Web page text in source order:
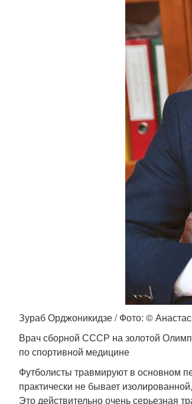
Зураб Орджоникидзе / Фото: ©
Врач сборной СССР на золотой
по спортивной медицине
Футболисты травмируют в основном
практически не бывает
Это действительно очень серьезная